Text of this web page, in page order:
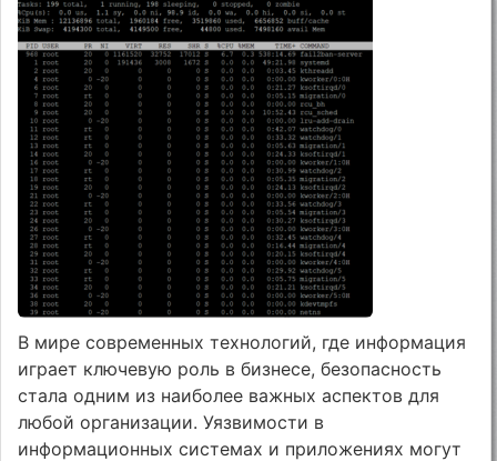
В мире современных технологий, где информация
играет ключевую роль в бизнесе, безопасность
стала одним из наиболее важных аспектов для
любой организации. Уязвимости в
информационных системах и приложениях могут